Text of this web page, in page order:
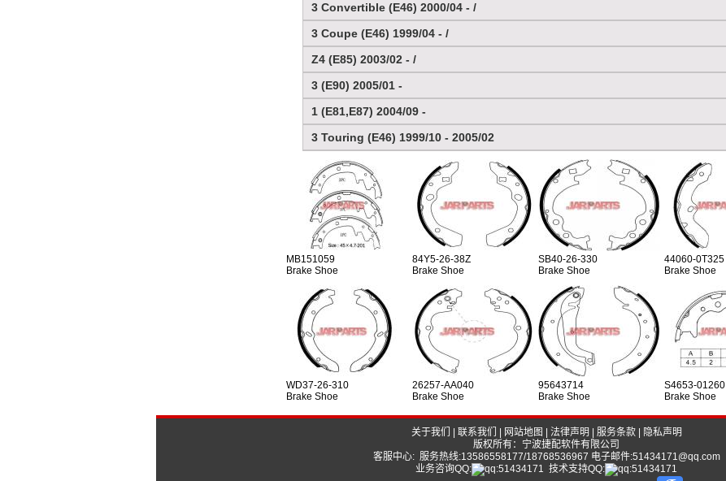
3 Convertible (E46) 2000/04 - /
3 Coupe (E46) 1999/04 - /
Z4 (E85) 2003/02 - /
3 (E90) 2005/01 -
1 (E81,E87) 2004/09 -
3 Touring (E46) 1999/10 - 2005/02
MB151059
Brake Shoe
84Y5-26-38Z
Brake Shoe
SB40-26-330
Brake Shoe
44060-0T325
Brake Shoe
WD37-26-310
Brake Shoe
26257-AA040
Brake Shoe
95643714
Brake Shoe
S4653-01260
Brake Shoe
关于我们 联系我们 网站地图 法律声明 服务条款|
隐私声明
版权所有：宁波捷配软件有限公司
客服中心: 服务热线:13586558177/18768536967 电子邮件:51434171@qq.com
业务咨询QQ:
技术支持QQ: